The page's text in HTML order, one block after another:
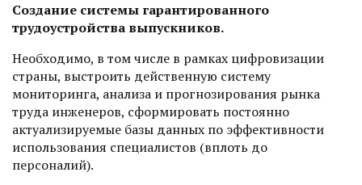
Создание системы гарантированного
трудоустройства выпускников.
Необходимо, в том числе в рамках цифровизации
страны, выстроить действенную систему
мониторинга, анализа и прогнозирования рынка
труда инженеров, сформировать постоянно
актуализируемые базы данных по эффективности
использования специалистов (вплоть до
персоналий).